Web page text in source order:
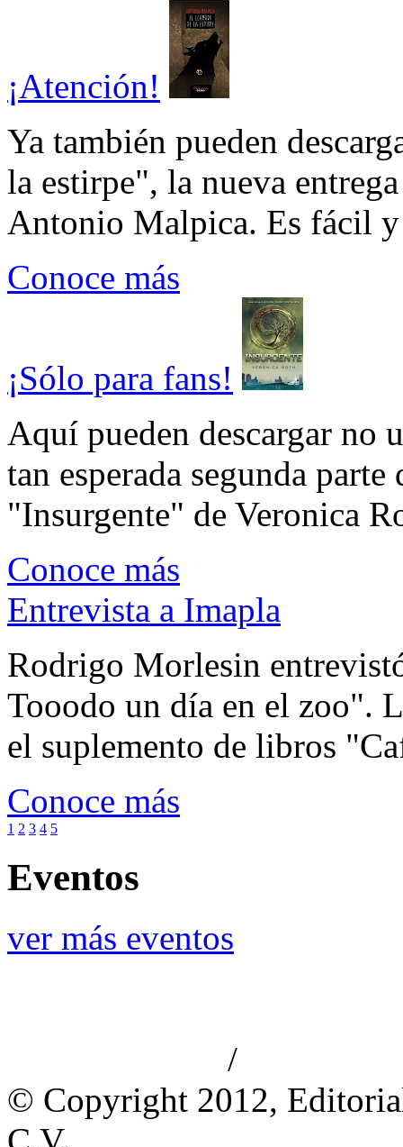
¡Atención!
Ya también pueden
la estirpe", la nueva
Antonio Malpica. Es fácil
Conoce más
¡Sólo para fans!
Aquí pueden descargar no
tan esperada segunda
"Insurgente" de Veronica
Conoce más
Entrevista a Imapla
Rodrigo Morlesin
Tooodo un día en el zoo".
el suplemento de libros
Conoce más
1 2 3 4 5
Eventos
ver más eventos
/
© Copyright 2012,